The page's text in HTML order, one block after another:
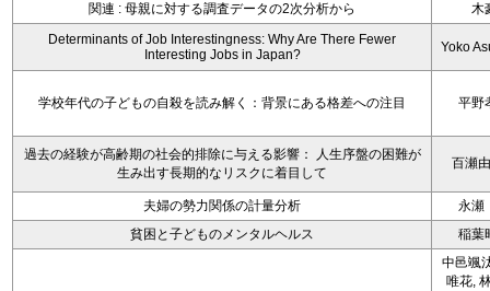
関連 : 母親に対する調査データの2次分析から
木
Determinants of Job Interestingness: Why Are There Fewer
Interesting Jobs in Japan?
Yoko
学校年代の子どもの自殺を読み解く：背景にある格差への注目 平野
過去の経験が高齢期の社会的排除に与える影響： 人生序盤の困難が
生み出す長期的なリスクに着目して
百瀬
夫婦の勢力関係の計量分析
永
貧困と子どものメンタルヘルス
稲葉
中邑颯
唯花,